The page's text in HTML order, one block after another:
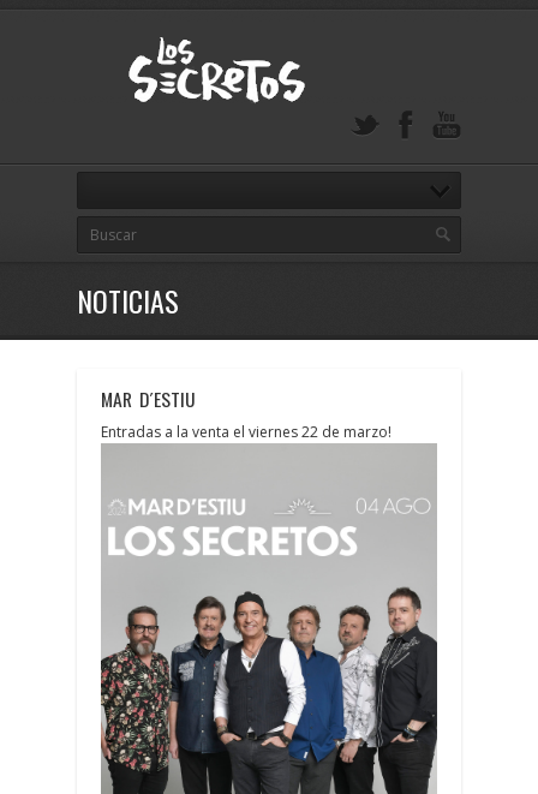
NOTICIAS
MAR D´ESTIU
Entradas a la venta el viernes 22 de marzo!